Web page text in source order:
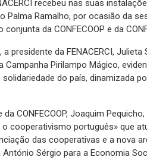
recebeu nas suas
Palma Ramalho, por ocasião da
da CONFECOOP e da
presidente da FENACERCI,
Campanha Pirilampo Mágico,
do país, dinamizada
CONFECOOP, Joaquim
cooperativismo português» que
das cooperativas e a nova
António Sérgio para a Economia